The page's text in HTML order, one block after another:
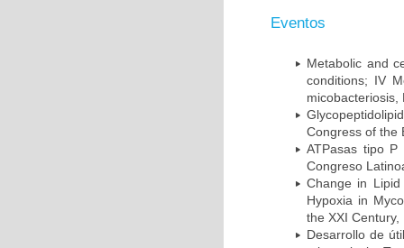
Eventos
Metabolic and
conditions; IV
micobacteriosis,
Congress of the
ATPasas tipo P
Congreso
Change in
Hypoxia in
the XXI
Desarrollo de